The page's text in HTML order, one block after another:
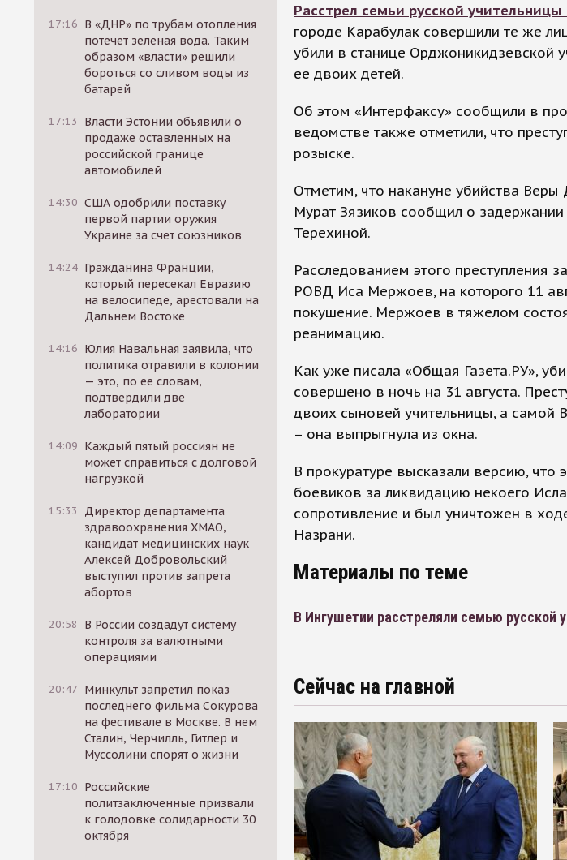
17:16 В «ДНР» по трубам отопления
потечет зеленая вода. Таким
образом «власти» решили
бороться со сливом воды из
батарей
17:13
Власти Эстонии объявили о
продаже оставленных на
российской границе
автомобилей
14:30 США одобрили поставку
первой партии оружия
Украине за счет союзников
14:24 Гражданина Франции,
который пересекал Евразию
на велосипеде, арестовали на
Дальнем Востоке
14:16 Юлия Навальная заявила, что
политика отравили в колонии
— это, по ее словам,
подтвердили две
лаборатории
14:09 Каждый пятый россиян не
может справиться с долговой
нагрузкой
15:33
Директор департамента
здравоохранения ХМАО,
кандидат медицинских наук
Алексей Добровольский
выступил против запрета
абортов
20:58
В России создадут систему
контроля за валютными
операциями
20:47 Минкульт запретил показ
последнего фильма Сокурова
на фестивале в Москве. В нем
Сталин, Черчилль, Гитлер и
Муссолини спорят о жизни
17:10 Российские
политзаключенные призвали
к голодовке солидарности 30
октября
Расстрел семьи русской
городе Карабулак совершили те же
убили в станице Орджоникидзевской
ее двоих детей.
Об этом «Интерфаксу» сообщили в
ведомстве также отметили, что
розыске.
Отметим, что накануне убийства Веры
Мурат Зязиков сообщил о задержании
Терехиной.
Расследованием этого преступления
РОВД Иса Мержоев, на которого 11
покушение. Мержоев в тяжелом
реанимацию.
Как уже писала «Общая Газета.РУ»,
совершено в ночь на 31 августа.
двоих сыновей учительницы, а самой
– она выпрыгнула из окна.
В прокуратуре высказали версию, что
боевиков за ликвидацию некоего
сопротивление и был уничтожен в
Назрани.
Материалы по теме
В Ингушетии расстреляли семью русской
Сейчас на главной